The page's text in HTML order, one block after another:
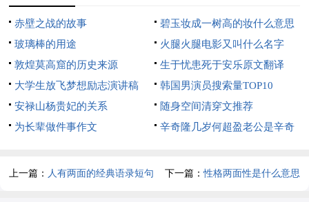
赤壁之战的故事
碧玉妆成一树高的妆什么意思
玻璃棒的用途
火腿火腿电影又叫什么名字
敦煌莫高窟的历史来源
生于忧患死于安乐原文翻译
大学生放飞梦想励志演讲稿
韩国男演员搜索量TOP10
安禄山杨贵妃的关系
随身空间清穿文推荐
为长辈做件事作文
辛奇隆几岁何超盈老公是辛奇
上一篇： 人有两面的经典语录短句 下一篇：性格两面性是什么意思